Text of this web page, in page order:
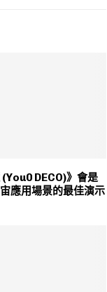
(You0 DECO)》會是
應用場景的最佳演示